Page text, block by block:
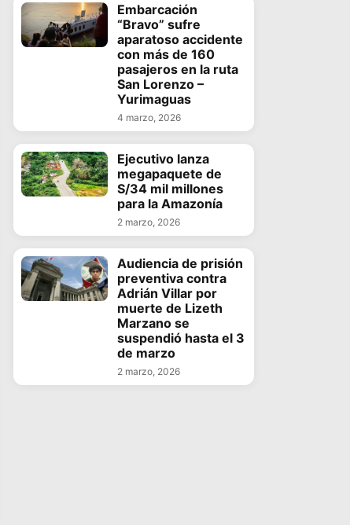
Embarcación
“Bravo” sufre
aparatoso accidente
con más de 160
pasajeros en la ruta
San Lorenzo –
Yurimaguas
4 marzo, 2026
Ejecutivo lanza
megapaquete de
S/34 mil millones
para la Amazonía
2 marzo, 2026
Audiencia de prisión
preventiva contra
Adrián Villar por
muerte de Lizeth
Marzano se
suspendió hasta el 3
de marzo
2 marzo, 2026